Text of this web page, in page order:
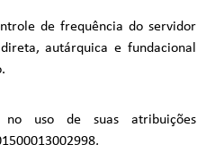
de frequência do servidor
autárquica e fundacional
no uso de suas atribuições